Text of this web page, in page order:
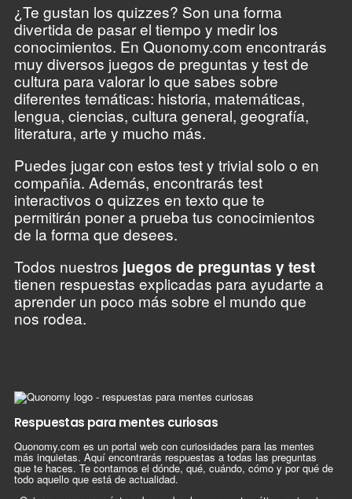
¿Te gustan los quizzes? Son una forma
divertida de pasar el tiempo y medir los
conocimientos. En Quonomy.com encontrarás
muy diversos juegos de preguntas y test de
cultura para valorar lo que sabes sobre
diferentes temáticas: historia, matemáticas,
lengua, ciencias, cultura general, geografía,
literatura, arte y mucho más.
Puedes jugar con estos test y trivial solo o en
compañia. Además, encontrarás test
interactivos o quizzes en texto que te
permitirán poner a prueba tus conocimientos
de la forma que desees.
Todos nuestrosjuegos de preguntas y test
tienen respuestas explicadas para ayudarte a
aprender un poco más sobre el mundo que
nos rodea.
Respuestas para mentes curiosas
Quonomy.com es un portal web con curiosidades para las mentes
más inquietas. Aquí encontrarás respuestas a todas las preguntas
que te haces. Te contamos el dónde, qué, cuándo, cómo y por qué de